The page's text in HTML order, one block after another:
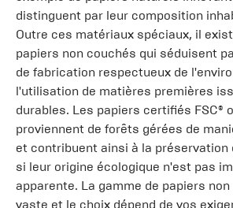
distinguent par leur composition
Outre ces matériaux spéciaux, il
papiers non couchés qui séduisent
de fabrication respectueux de
l'utilisation de matières premières
durables. Les papiers certifiés FSC®
proviennent de forêts gérées de
et contribuent ainsi à la préservation
si leur origine écologique n'est pas
apparente. La gamme de papiers
vaste et le choix dépend de vos